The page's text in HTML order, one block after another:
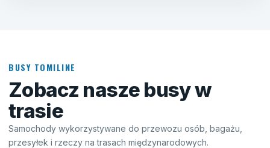
BUSY TOMILINE
Zobacz nasze busy w
trasie
Samochody wykorzystywane do przewozu osób, bagażu,
przesyłek i rzeczy na trasach międzynarodowych.